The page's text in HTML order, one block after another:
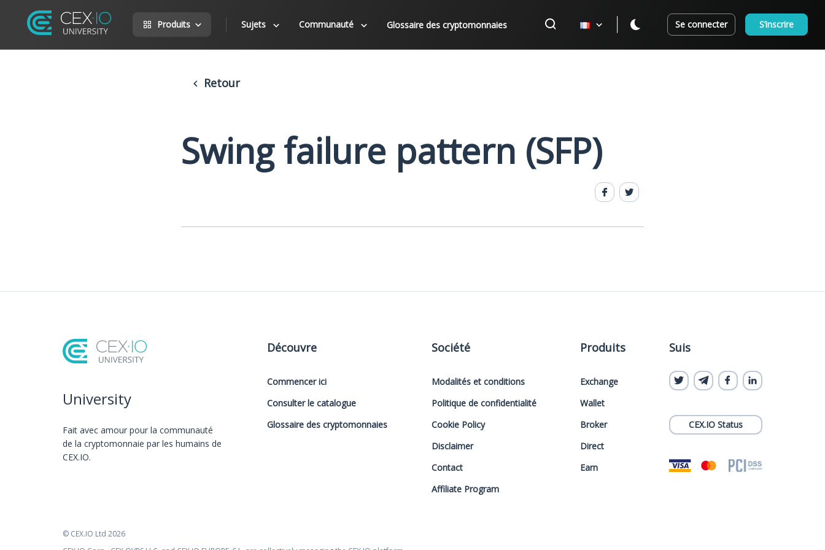
Produits Sujets Communauté Glossaire des cryptomonnaies Se connecter S’inscrire
Retour
Swing failure pattern (SFP)
University
Fait avec amour️ pour la communauté
de la cryptomonnaie par les humains de
CEX.IO.
Découvre
Commencer ici
Consulter le catalogue
Glossaire des cryptomonnaies
Société
Modalités et conditions
Politique de confidentialité
Cookie Policy
Disclaimer
Contact
Affiliate Program
Produits
Exchange
Wallet
Broker
Direct
Earn
Suis
CEX.IO Status
© CEX.IO Ltd 2026